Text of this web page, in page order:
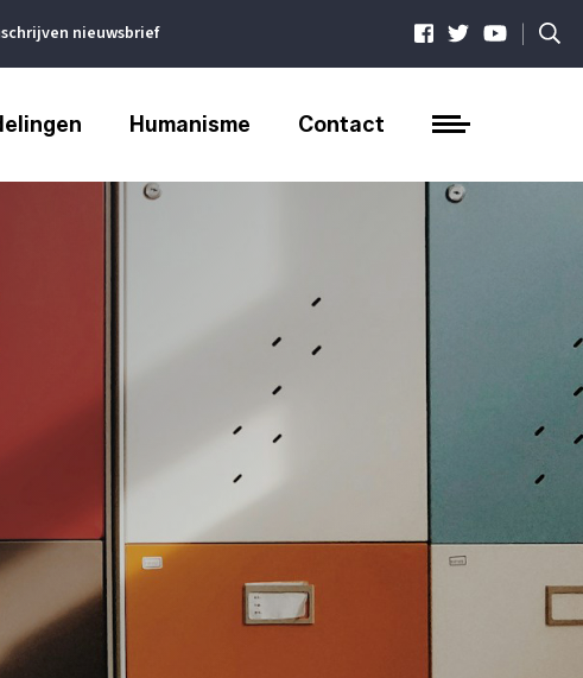
nieuwsbrief |
Humanisme Contact